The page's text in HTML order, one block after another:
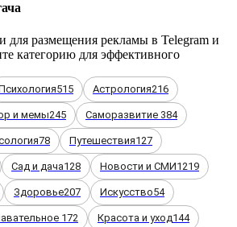
для размещения рекламы в Telegram и
категорию для эффективного
515 Астрология216
и мемы245 Саморазвитие 384
78 Путешествия127
Сад и дача128 Новости и СМИ1219
Здоровье207 Искусство54
172 Красота и уход144